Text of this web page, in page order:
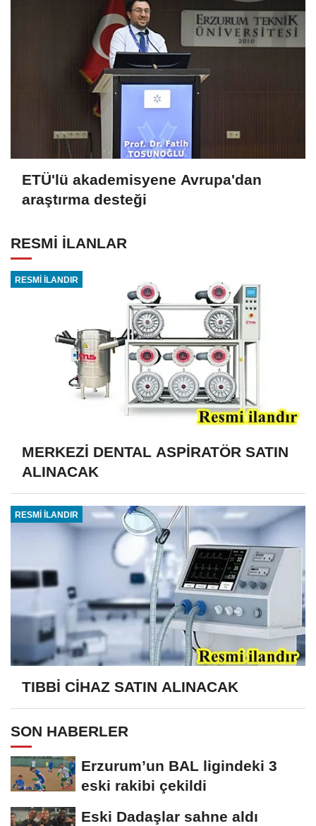
ETÜ'lü akademisyene Avrupa'dan
araştırma desteği
RESMİ İLANLAR
RESMİ İLANDIR
MERKEZİ DENTAL ASPİRATÖR SATIN
ALINACAK
RESMİ İLANDIR
TIBBİ CİHAZ SATIN ALINACAK
SON HABERLER
Erzurum’un BAL ligindeki 3
eski rakibi çekildi
Eski Dadaşlar sahne aldı